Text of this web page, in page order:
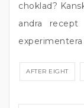
choklad?
andra
AFTER EIGHT